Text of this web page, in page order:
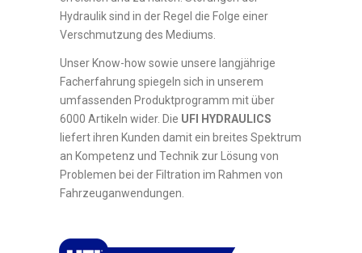
Hydraulik sind in der Regel die Folge einer
Verschmutzung des Mediums.
Unser Know-how sowie unsere langjährige
Facherfahrung spiegeln sich in unserem
umfassenden Produktprogramm mit über
6000 Artikeln wider. Die UFI HYDRAULICS
liefert ihren Kunden damit ein breites Spektrum
an Kompetenz und Technik zur Lösung von
Problemen bei der Filtration im Rahmen von
Fahrzeuganwendungen.